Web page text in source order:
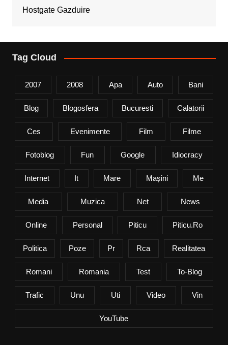
Hostgate Gazduire
Tag Cloud
2007 2008 Apa Auto Bani
Blog Blogosfera Bucuresti Calatorii
Ces Evenimente Film Filme
Fotoblog Fun Google Idiocracy
Internet It Mare Mașini Me
Media Muzica Net News
Online Personal Piticu Piticu.ro
Politica Poze Pr Rca Realitatea
Romani Romania Test To-Blog
Trafic Unu Uti Video Vin
YouTube